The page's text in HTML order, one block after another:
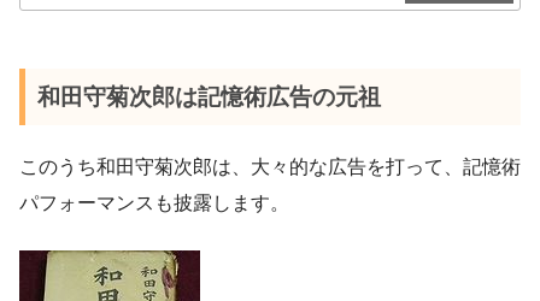
和田守菊次郎は記憶術広告の元祖
このうち和田守菊次郎は、大々的な広告を打って、記憶術
パフォーマンスも披露します。